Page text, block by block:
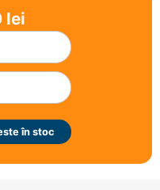
lei
în stoc